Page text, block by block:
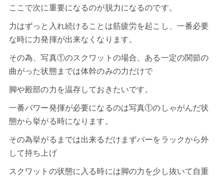
ここで次に重要になるのが脱力になるのです。
力はずっと入れ続けることは筋疲労を起こし、一番必要
な時に力発揮が出来なくなります。
その為、写真①のスクワットの場合、ある一定の関節の
曲がった状態までは体幹のみの力だけで
脚や殿部の力を温存しておきたいです。
一番パワー発揮が必要になるのは写真①のしゃがんだ状
態から挙がる時になります。
その為挙がるまでは出来るだけまずバーをラックから外
して持ち上げ
スクワットの状態に入る時には脚の力を少し抜いて自重